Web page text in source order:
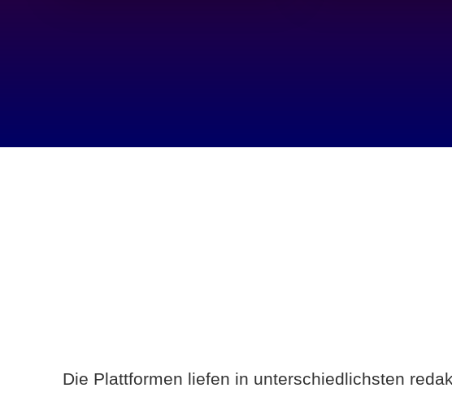
Die Plattformen liefen in unterschiedlichsten